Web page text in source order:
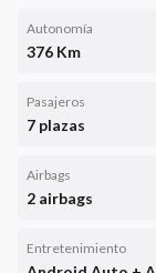
Autonomía
376 Km
Pasajeros
7 plazas
Airbags
2 airbags
Entretenimiento